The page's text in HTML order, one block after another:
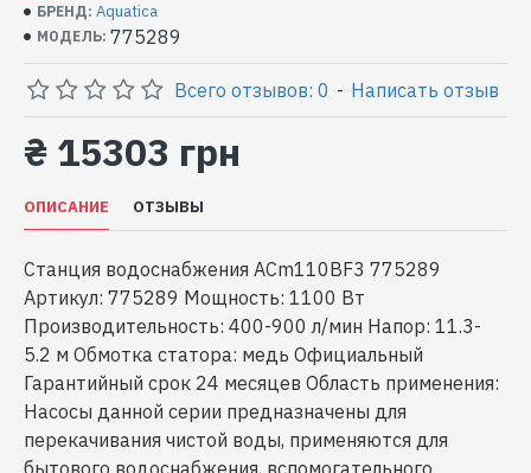
БРЕНД: Aquatica
МОДЕЛЬ: 775289
Всего отзывов: 0 - Написать отзыв
₴ 15303 грн
ОПИСАНИЕ ОТЗЫВЫ
Станция водоснабжения ACm110BF3 775289
Артикул: 775289 Мощность: 1100 Вт
Производительность: 400-900 л/мин Напор: 11.3-
5.2 м Обмотка статора: медь Официальный
Гарантийный срок 24 месяцев Область применения:
Насосы данной серии предназначены для
перекачивания чистой воды, применяются для
бытового водоснабжения, вспомогательного